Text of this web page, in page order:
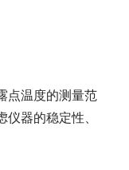
点温度的测量范
器的稳定性、